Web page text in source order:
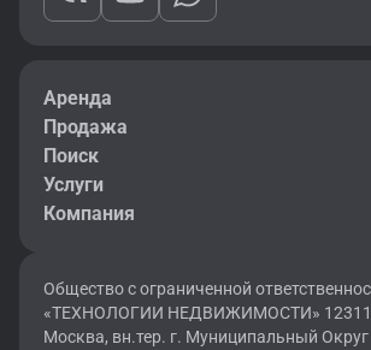
Аренда
Продажа
Поиск
Услуги
Компания
Общество с ограниченной
«ТЕХНОЛОГИИ НЕДВИЖИМОСТИ»
Москва, вн.тер. г. Муниципальный Округ